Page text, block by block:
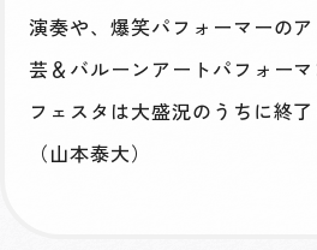
演奏や、爆笑パフォーマーの
芸＆バルーンアートパフォーマ
フェスタは大盛況のうちに終了
（山本泰大）